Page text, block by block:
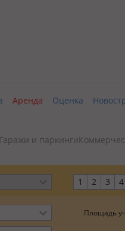
Аренда Оценка
Гаражи и паркинги
1 2 3 4
Площадь